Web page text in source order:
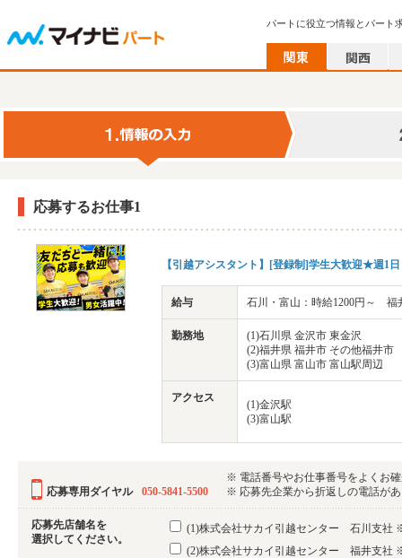
パートに役立つ情報とパート
応募するお仕事1
【引越アシスタント】[登録制]学生大歓迎★週1
給与 石川・富山：時給1200円～ 福
勤務地
(1)石川県 金沢市 東金沢
(2)福井県 福井市 その他福井市
(3)富山県 富山市 富山駅周辺
アクセス
(1)金沢駅
(3)富山駅
応募専用ダイヤル 050-5841-5500
※ 電話番号やお仕事番号をよくお
※ 応募先企業から折返しの電話が
応募先店舗名を
選択してください。
(1)株式会社サカイ引越センター 石川支社
(2)株式会社サカイ引越センター 福井支社